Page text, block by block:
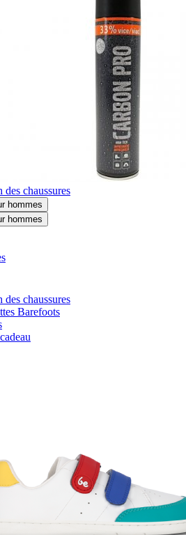
des chaussures
hommes
hommes
des chaussures
Barefoots